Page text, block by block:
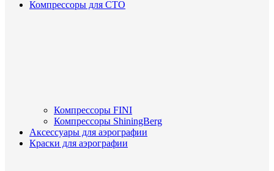
Компрессоры для СТО
Компрессоры FINI
Компрессоры ShiningBerg
Аксессуары для аэрографии
Краски для аэрографии